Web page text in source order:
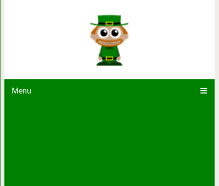
Menu